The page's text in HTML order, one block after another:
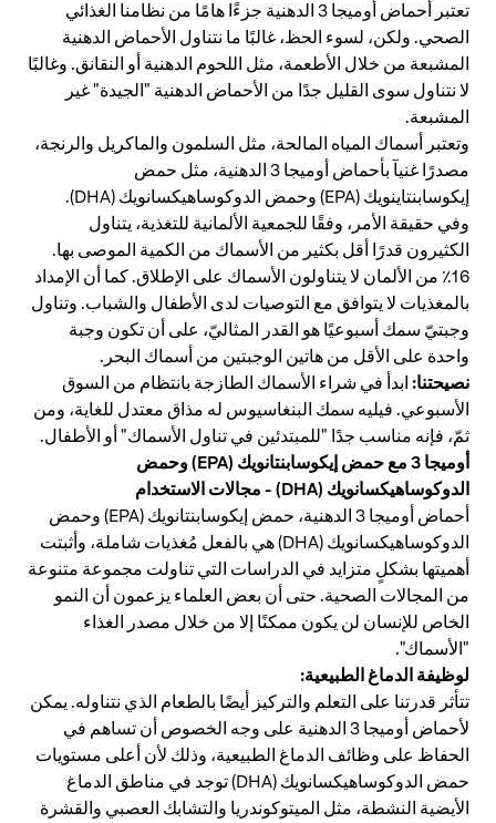
تعتبر أحماض أوميجا 3 الدهنية جزءًا هامًا من نظامنا الغذائي
الصحي. ولكن، لسوء الحظ، غالبًا ما نتناول الأحماض الدهنية
المشبعة من خلال الأطعمة، مثل اللحوم الدهنية أو النقانق. وغالبًا
لا نتناول سوى القليل جدًا من الأحماض الدهنية "الجيدة" غير
المشبعة.
وتعتبر أسماك المياه المالحة، مثل السلمون والماكريل والرنجة،
مصدرًا غنيآ بأحماض أوميجا 3 الدهنية، مثل حمض
إيكوسابنتاينويك (EPA) وحمض الدوكوساهيكسانويك (DHA).
وفي حقيقة الأمر، وفقًا للجمعية الألمانية للتغذية، يتناول
الكثيرون قدرًا أقل بكثير من الأسماك من الكمية الموصى بها.
16٪ من الألمان لا يتناولون الأسماك على الإطلاق. كما أن الإمداد
بالمغذيات لا يتوافق مع التوصيات لدى الأطفال والشباب. وتناول
وجبتيّ سمك أسبوعيًا هو القدر المثاليّ، على أن تكون وجبة
واحدة على الأقل من هاتين الوجبتين من أسماك البحر.
نصيحتنا: ابدأ في شراء الأسماك الطازجة بانتظام من السوق
الأسبوعي. فيليه سمك البنغاسيوس له مذاق معتدل للغاية، ومن
ثمّ، فإنه مناسب جدًا "للمبتدئين في تناول الأسماك" أو الأطفال.
أوميجا 3 مع حمض إيكوسابنتانويك (EPA) وحمض
الدوكوساهيكسانويك (DHA) - مجالات الاستخدام
أحماض أوميجا 3 الدهنية، حمض إيكوسابنتانويك (EPA) وحمض
الدوكوساهيكسانويك (DHA) هي بالفعل مُغذيات شاملة، وأثبتت
أهميتها بشكلٍ متزايد في الدراسات التي تناولت مجموعة متنوعة
من المجالات الصحية. حتى أن بعض العلماء يزعمون أن النمو
الخاص للإنسان لن يكون ممكنًا إلا من خلال مصدر الغذاء
"الأسماك".
لوظيفة الدماغ الطبيعية:
تتأثر قدرتنا على التعلم والتركيز أيضًا بالطعام الذي نتناوله. يمكن
لأحماض أوميجا 3 الدهنية على وجه الخصوص أن تساهم في
الحفاظ على وظائف الدماغ الطبيعية، وذلك لأن أعلى مستويات
حمض الدوكوساهيكسانويك (DHA) توجد في مناطق الدماغ
الأيضية النشطة، مثل الميتوكوندريا والتشابك العصبي والقشرة